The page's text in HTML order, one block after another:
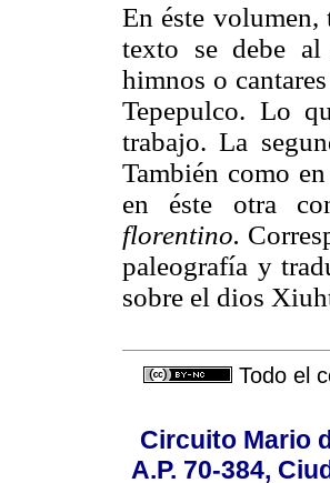
En éste volumen,
texto se debe al
himnos o
Tepepulco. Lo
trabajo. La
También como
en éste otra
florentino.
paleografía y
sobre el dios
Todo el
Circuito Mario
A.P. 70-384,